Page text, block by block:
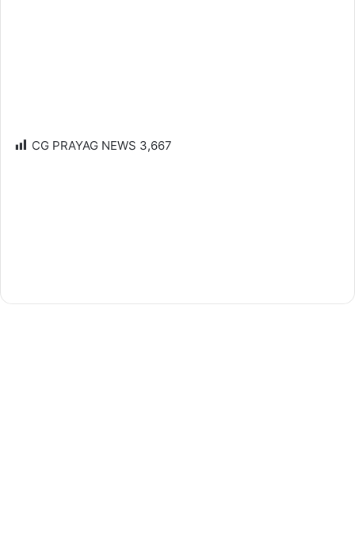
CG PRAYAG NEWS 3,667